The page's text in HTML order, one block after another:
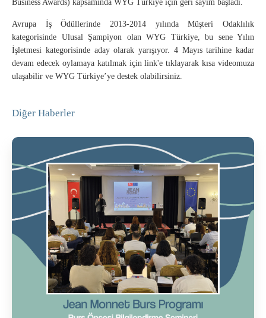
Avrupa İş Ödüllerinde 2013-2014 yılında Müşteri Odaklılık
kategorisinde Ulusal Şampiyon olan WYG Türkiye, bu sene Yılın
İşletmesi kategorisinde aday olarak yarışıyor. 4 Mayıs tarihine kadar
devam edecek oylamaya katılmak için link'e tıklayarak kısa videomuza
ulaşabilir ve WYG Türkiye’ye destek olabilirsiniz.
Diğer Haberler